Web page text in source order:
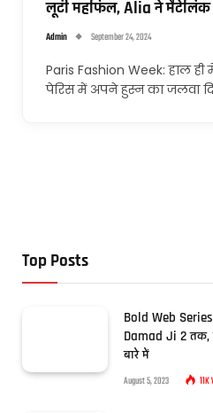
लूटी महफिल, Alia ने मैटेलिक
Admin September 24, 2024
Paris Fashion Week: हाल
पेरिस में अपने हुस्न का जलवा
Top Posts
Bold Web
Damad Ji 2 तक,
बारे में
August 5, 2023 11K